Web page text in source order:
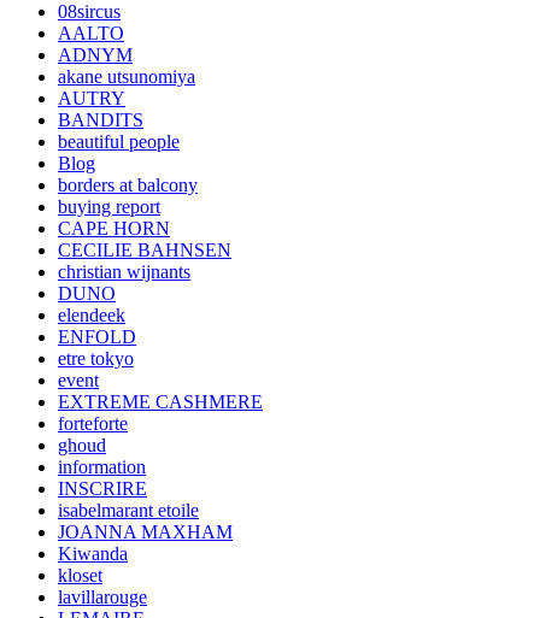
08sircus
AALTO
ADNYM
akane utsunomiya
AUTRY
BANDITS
beautiful people
Blog
borders at balcony
buying report
CAPE HORN
CECILIE BAHNSEN
christian wijnants
DUNO
elendeek
ENFOLD
etre tokyo
event
EXTREME CASHMERE
forteforte
ghoud
information
INSCRIRE
isabelmarant etoile
JOANNA MAXHAM
Kiwanda
kloset
lavillarouge